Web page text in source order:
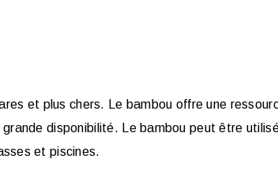
et plus chers. Le bambou offre une
disponibilité. Le bambou peut être
et piscines.